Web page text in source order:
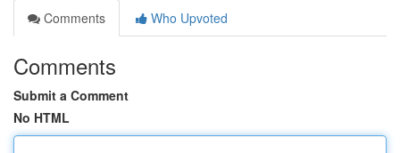
Comments
Who Upvoted
Comments
Submit a Comment
No HTML